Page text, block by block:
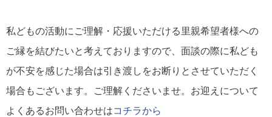
私どもの活動にご理解・応援いただける里親希望者様への
ご縁を結びたいと考えておりますので、面談の際に私ども
が不安を感じた場合は引き渡しをお断りとさせていただく
場合もございます。ご理解くださいませ。お迎えについて
よくあるお問い合わせはコチラから